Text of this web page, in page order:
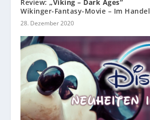
Review:„Viking – Dark Ages“
Wikinger-Fantasy-Movie – Im Handel
28. Dezember 2020